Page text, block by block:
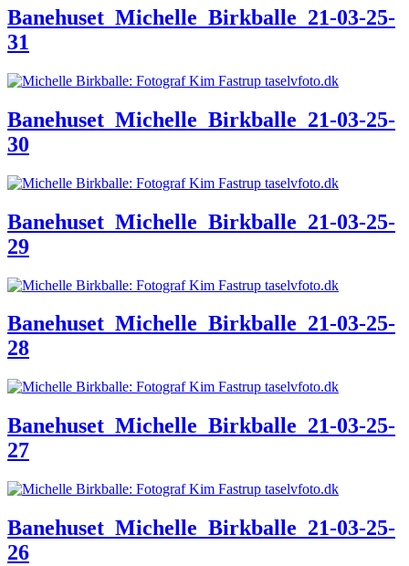
Banehuset_Michelle_Birkballe_21-03-25-
31
Banehuset_Michelle_Birkballe_21-03-25-
30
Banehuset_Michelle_Birkballe_21-03-25-
29
Banehuset_Michelle_Birkballe_21-03-25-
28
Banehuset_Michelle_Birkballe_21-03-25-
27
Banehuset_Michelle_Birkballe_21-03-25-
26